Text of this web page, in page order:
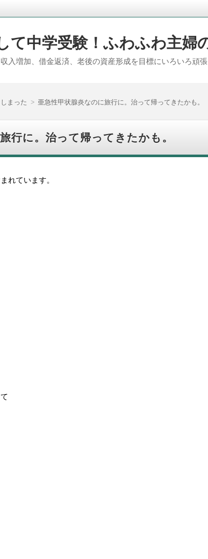
て中学受験！ふわふわ主婦
入増加、借金返済、老後の資産形成を目標にいろいろ頑
まった 亜急性甲状腺炎なのに旅行に。治って帰ってきたかも。
行に。治って帰ってきたかも。
れています。